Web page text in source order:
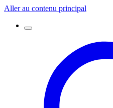
Aller au contenu principal